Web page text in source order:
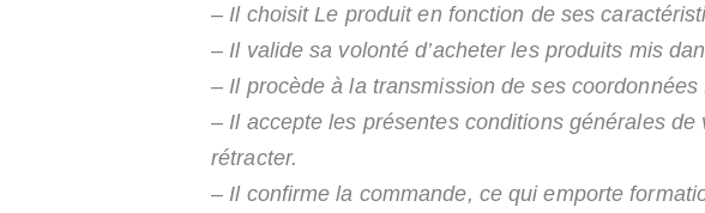
– Il choisit Le produit en fonction de ses
– Il valide sa volonté d’acheter les produits mis
– Il procède à la transmission de ses
– Il accepte les présentes conditions générales
rétracter.
– Il confirme la commande, ce qui emporte